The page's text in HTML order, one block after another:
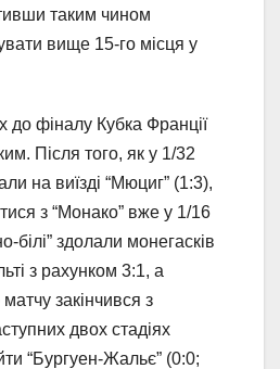
таким чином
вище 15-го місця у
до фіналу Кубка Франції
Після того, як у 1/32
на виїзді “Мюциг” (1:3),
з “Монако” вже у 1/16
білі” здолали монегасків
з рахунком 3:1, а
закінчився з
двох стадіях
“Бургуен-Жальє” (0:0;